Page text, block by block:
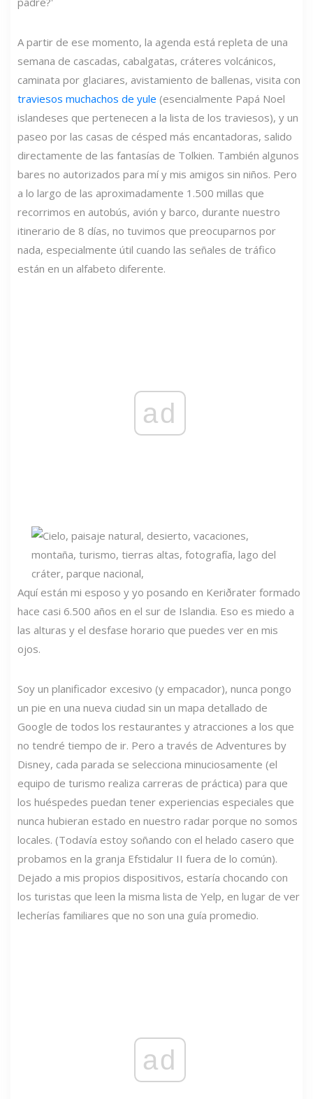
A partir de ese momento, la agenda está repleta de una
semana de cascadas, cabalgatas, cráteres volcánicos,
caminata por glaciares, avistamiento de ballenas, visita con
traviesos muchachos de yule (esencialmente Papá Noel
islandeses que pertenecen a la lista de los traviesos), y un
paseo por las casas de césped más encantadoras, salido
directamente de las fantasías de Tolkien. También algunos
bares no autorizados para mí y mis amigos sin niños. Pero
a lo largo de las aproximadamente 1.500 millas que
recorrimos en autobús, avión y barco, durante nuestro
itinerario de 8 días, no tuvimos que preocuparnos por
nada, especialmente útil cuando las señales de tráfico
están en un alfabeto diferente.
ad
Aquí están mi esposo y yo posando en Keriðrater formado
hace casi 6.500 años en el sur de Islandia. Eso es miedo a
las alturas y el desfase horario que puedes ver en mis
ojos.
Soy un planificador excesivo (y empacador), nunca pongo
un pie en una nueva ciudad sin un mapa detallado de
Google de todos los restaurantes y atracciones a los que
no tendré tiempo de ir. Pero a través de Adventures by
Disney, cada parada se selecciona minuciosamente (el
equipo de turismo realiza carreras de práctica) para que
los huéspedes puedan tener experiencias especiales que
nunca hubieran estado en nuestro radar porque no somos
locales. (Todavía estoy soñando con el helado casero que
probamos en la granja Efstidalur II fuera de lo común).
Dejado a mis propios dispositivos, estaría chocando con
los turistas que leen la misma lista de Yelp, en lugar de ver
lecherías familiares que no son una guía promedio.
ad